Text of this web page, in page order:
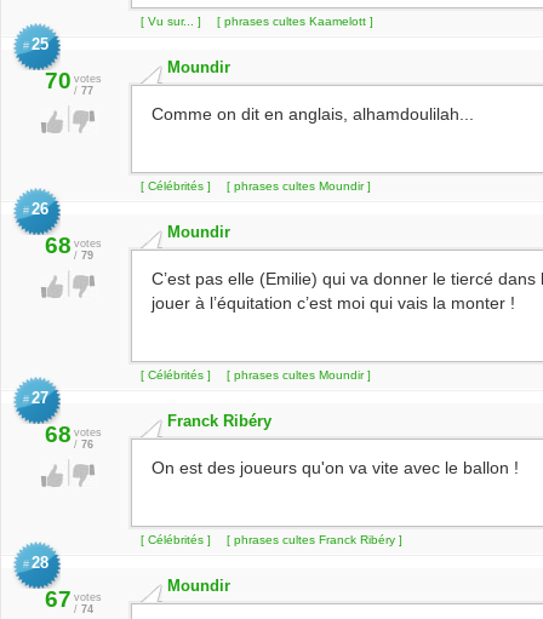
[ Vu sur... ] [ phrases cultes Kaamelott ]
# 25
70 votes
/ 77
Moundir
Comme on dit en anglais, alhamdoulilah...
[ Célébrités ] [ phrases cultes Moundir ]
# 26
68 votes
/ 79
Moundir
C’est pas elle (Emilie) qui va donner le tiercé dans
jouer à l’équitation c’est moi qui vais la monter !
[ Célébrités ] [ phrases cultes Moundir ]
# 27
68 votes
/ 76
Franck Ribéry
On est des joueurs qu'on va vite avec le ballon !
[ Célébrités ] [ phrases cultes Franck Ribéry ]
# 28
67 votes
/ 74
Moundir